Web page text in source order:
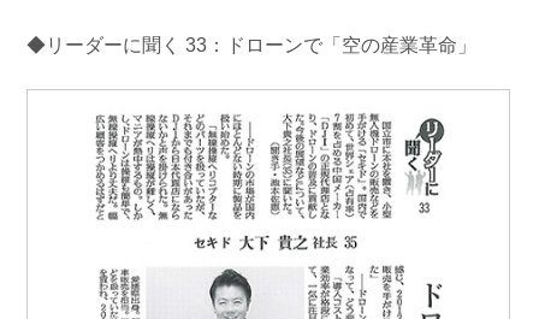
◆リーダーに聞く 33：ドローンで「空の産業革命」